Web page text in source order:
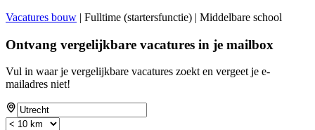
Vacatures bouw | Fulltime (startersfunctie) | Middelbare school
Ontvang vergelijkbare vacatures in je mailbox
Vul in waar je vergelijkbare vacatures zoekt en vergeet je e-
mailadres niet!